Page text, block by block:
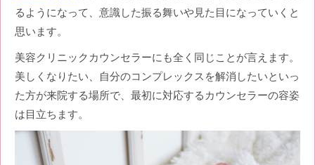
るようになって、意識した振る舞いや見た目になっていくと
思います。
美容クリニックカウンセラーにも全く同じことが言えます。
美しくなりたい、自分のコンプレックスを解消したいといっ
た方が来院する場所で、最初に対応するカウンセラーの容姿
は目立ちます。